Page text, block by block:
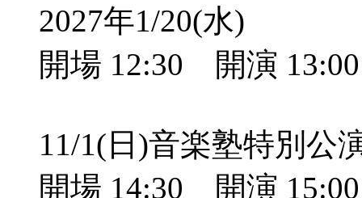
2027年1/20(水)
開場 12:30 開演
11/1(日)音楽塾特別公
開場 14:30 開演